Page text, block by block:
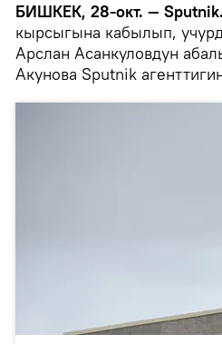
БИШКЕК, 28-окт. — Sputnik.
кырсыгына кабылып,
Арслан Асанкуловдун
Акунова Sputnik